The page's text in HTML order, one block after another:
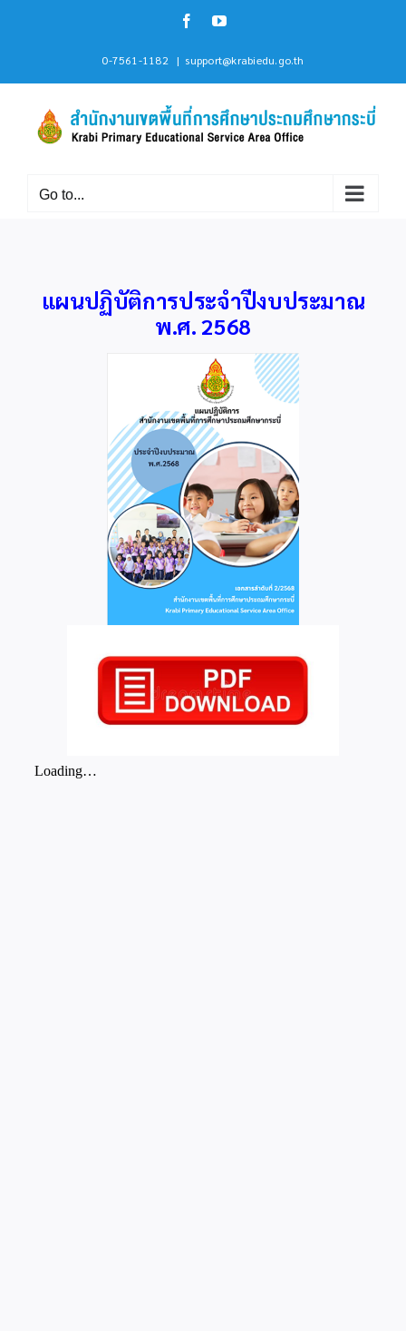
FacebookYouTube
0-7561-1182 | support@krabiedu.go.th
Go to...
แผนปฏิบัติการประจำปีงบประมาณ
พ.ศ. 2568